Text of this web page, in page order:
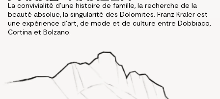
La convivialité d'une histoire de famille, la recherche de la
beauté absolue, la singularité des Dolomites. Franz Kraler est
une expérience d'art, de mode et de culture entre Dobbiaco,
Cortina et Bolzano.